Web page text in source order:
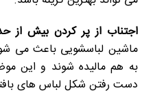
اجتناب از پر کردن بیش از
ماشین لباسشویی باعث می
به هم مالیده شوند و این
دست رفتن شکل لباس های